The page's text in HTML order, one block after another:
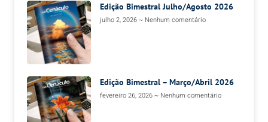
Edição Bimestral Julho/Agosto 2026
julho 2, 2026 Nenhum comentário
Edição Bimestral – Março/Abril 2026
fevereiro 26, 2026 Nenhum comentário